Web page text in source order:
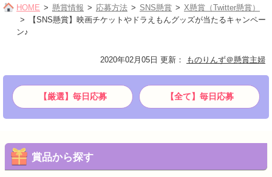
HOME 懸賞情報 応募方法 SNS懸賞
X懸賞（Twitter懸賞）
【SNS懸賞】映画チケットやドラえもんグッズが当たるキャンペー
ン♪
2020年02月05日 更新 ： ものりんず＠懸賞主婦
【厳選】毎日応募 【全て】毎日応募
賞品から探す